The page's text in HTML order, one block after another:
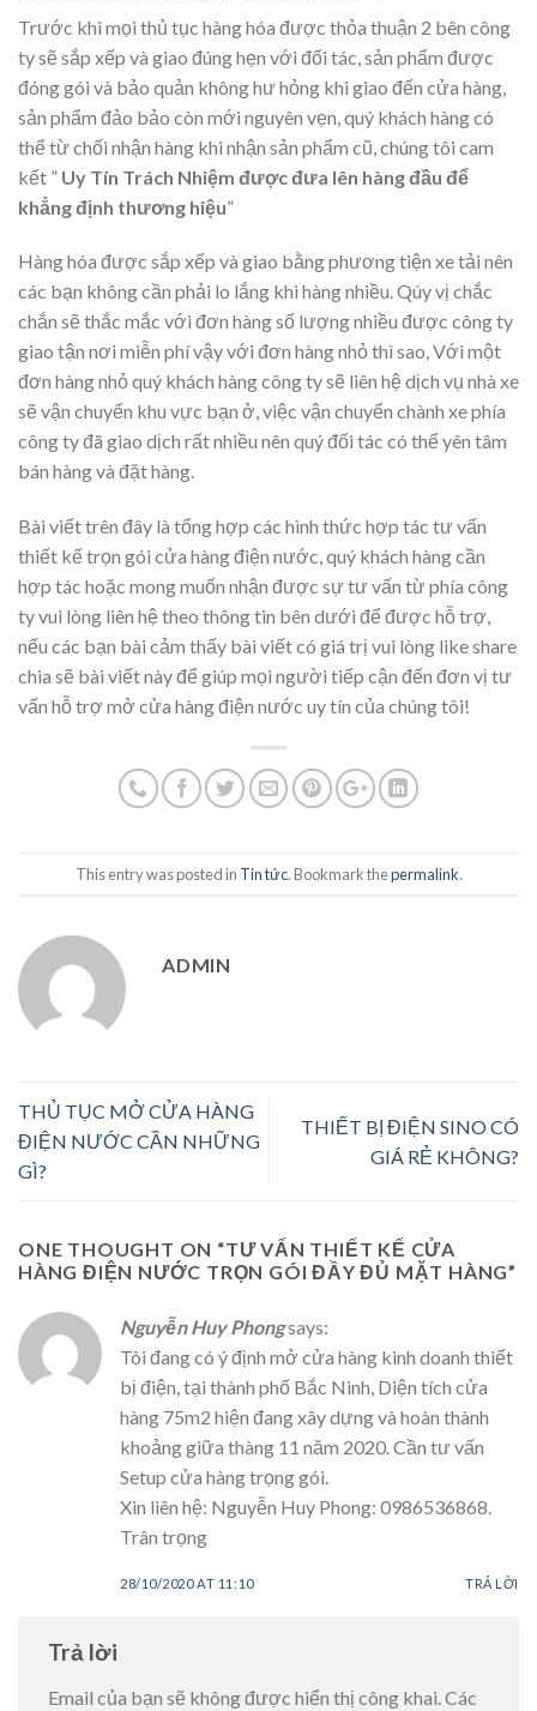
Trước khi mọi thủ tục hàng hóa được thỏa thuận 2 bên công
ty sẽ sắp xếp và giao đúng hẹn với đối tác, sản phẩm được
đóng gói và bảo quản không hư hỏng khi giao đến cửa hàng,
sản phẩm đảo bảo còn mới nguyên vẹn, quý khách hàng có
thể từ chối nhận hàng khi nhận sản phẩm cũ, chúng tôi cam
kết ” Uy Tín Trách Nhiệm được đưa lên hàng đầu để
khẳng định thương hiệu”
Hàng hóa được sắp xếp và giao bằng phương tiện xe tải nên
các bạn không cần phải lo lắng khi hàng nhiều. Qúy vị chắc
chắn sẽ thắc mắc với đơn hàng số lượng nhiều được công ty
giao tận nơi miễn phí vậy với đơn hàng nhỏ thì sao, Với một
đơn hàng nhỏ quý khách hàng công ty sẽ liên hệ dịch vụ nhà xe
sẽ vận chuyển khu vực bạn ở, việc vận chuyển chành xe phía
công ty đã giao dịch rất nhiều nên quý đối tác có thể yên tâm
bán hàng và đặt hàng.
Bài viết trên đây là tổng hợp các hình thức hợp tác tư vấn
thiết kế trọn gói cửa hàng điện nước, quý khách hàng cần
hợp tác hoặc mong muốn nhận được sự tư vấn từ phía công
ty vui lòng liên hệ theo thông tin bên dưới để được hỗ trợ,
nếu các bạn bài cảm thấy bài viết có giá trị vui lòng like share
chia sẽ bài viết này để giúp mọi người tiếp cận đến đơn vị tư
vấn hỗ trợ mở cửa hàng điện nước uy tín của chúng tôi!
This entry was posted in Tin tức. Bookmark thepermalink.
ADMIN
THỦ TỤC MỞ CỬA HÀNG
ĐIỆN NƯỚC CẦN NHỮNG
GÌ?
THIẾT BỊ ĐIỆN SINO CÓ
GIÁ RẺ KHÔNG?
ONE THOUGHT ON “TƯ VẤN THIẾT KẾ CỬA
HÀNG ĐIỆN NƯỚC TRỌN GÓI ĐẦY ĐỦ MẶT HÀNG”
Nguyễn Huy Phongsays:
Tôi đang có ý định mở cửa hàng kinh doanh thiết
bị điện, tại thành phố Bắc Ninh, Diện tích cửa
hàng 75m2 hiện đang xây dựng và hoàn thành
khoảng giữa thàng 11 năm 2020. Cần tư vấn
Setup cửa hàng trọng gói.
Xin liên hệ: Nguyễn Huy Phong: 0986536868.
Trân trọng
28/10/2020 AT 11:10 TRẢ LỜI
Trả lời
Email của bạn sẽ không được hiển thị công khai. Các